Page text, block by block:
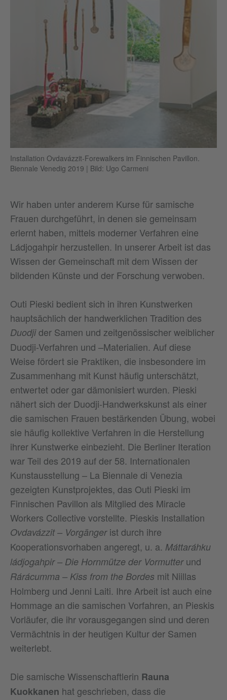
Installation Ovdavázzit-Forewalkers im Finnischen Pavillon.
Biennale Venedig 2019 | Bild: Ugo Carmeni
Wir haben unter anderem Kurse für samische
Frauen durchgeführt, in denen sie gemeinsam
erlernt haben, mittels moderner Verfahren eine
Ládjogahpir herzustellen. In unserer Arbeit ist das
Wissen der Gemeinschaft mit dem Wissen der
bildenden Künste und der Forschung verwoben.
Outi Pieski bedient sich in ihren Kunstwerken
hauptsächlich der handwerklichen Tradition des
Duodjider Samen und zeitgenössischer weiblicher
Duodji-Verfahren und –Materialien. Auf diese
Weise fördert sie Praktiken, die insbesondere im
Zusammenhang mit Kunst häufig unterschätzt,
entwertet oder gar dämonisiert wurden. Pieski
nähert sich der Duodji-Handwerkskunst als einer
die samischen Frauen bestärkenden Übung, wobei
sie häufig kollektive Verfahren in die Herstellung
ihrer Kunstwerke einbezieht. Die Berliner Iteration
war Teil des 2019 auf der 58. Internationalen
Kunstausstellung – La Biennale di Venezia
gezeigten Kunstprojektes, das Outi Pieski im
Finnischen Pavillon als Mitglied des Miracle
Workers Collective vorstellte. Pieskis Installation
Ovdavázzit – Vorgängerist durch ihre
Kooperationsvorhaben angeregt, u. a. Máttaráhku
ládjogahpir – Die Hornmütze der Vormutterund
Rárácumma – Kiss from the Bordes mit Niillas
Holmberg und Jenni Laiti. Ihre Arbeit ist auch eine
Hommage an die samischen Vorfahren, an Pieskis
Vorläufer, die ihr vorausgegangen sind und deren
Vermächtnis in der heutigen Kultur der Samen
weiterlebt.
Die samische Wissenschaftlerin Rauna
Kuokkanen hat geschrieben, dass die